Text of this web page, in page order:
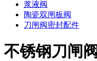
浆液阀
陶瓷双闸板阀
刀闸阀密封配件
不锈钢刀闸阀